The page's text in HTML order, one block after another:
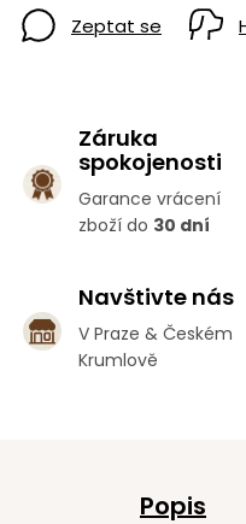
Zeptat se
Záruka
spokojenosti
Garance vrácení
zboží do 30 dní
Navštivte nás
V Praze & Českém
Krumlově
Popis